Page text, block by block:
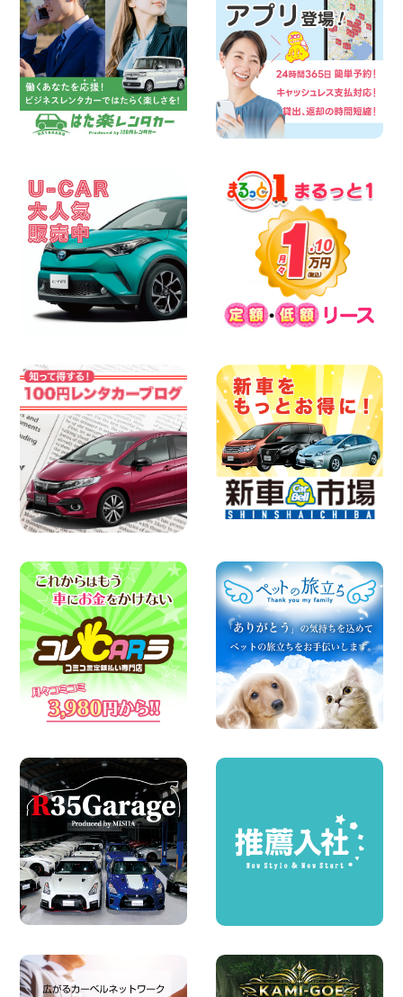
佐渡空港店はお盆も休まず営業中! 新潟県
佐渡空港店
100円レンタカー 佐渡空港
2026年08月06日
今週末空きあります☆ 大阪府 寝屋川太間
東町店
100円レンタカー 寝屋川太間東町
2026年08月06日
100円レンタカー 杉戸
2026年08月06日
今週末空きあります◎ カーシェア 墨田文
花店 東京都 墨田文花店
100円レンタカー 墨田文花
2026年08月06日
当社在庫車紹介【軽トラ】ハイゼットト
ラック 神奈川県 横浜旭南本宿町店
100円レンタカー 横浜旭南本宿町
2026年08月06日
のお知らせ!! 神奈川県 横浜弥生台店
100円レンタカー 横浜弥生台
2026年08月06日
ハイエースワゴンGL!!クルーズコントロ
ールが付いている〜!! 福島県 福島笹木野
店
100円レンタカー 福島笹木野
2026年08月05日
※※超格安日額5,800円※※荷物運びに最適
の軽バンのレンタカー!! 出雲ドーム前店
島根県 出雲ドーム前店
2026年08月05日
人気のスペイドワゴン ライトブルーで登
場です! 東京都 羽田空港店
100円レンタカー 羽田空港
2026年08月04日
お引越しに便利で最適!(禁煙車両) 香川県
坂出川津店
100円レンタカー 坂出川津
2026年08月04日
ちょっとそこまで。もっと気軽に 埼玉県
100円レンタカー 西武秩父駅前
圧倒的な存在感!【トヨタ・メガクルーザ
ー】を体感できるチャンスです! 千葉県
千葉北店
100円レンタカー 千葉北
2026年08月03日
★五所川原の夏を100円レンタカーで満
喫しよう!★ 青森県 五所川原店